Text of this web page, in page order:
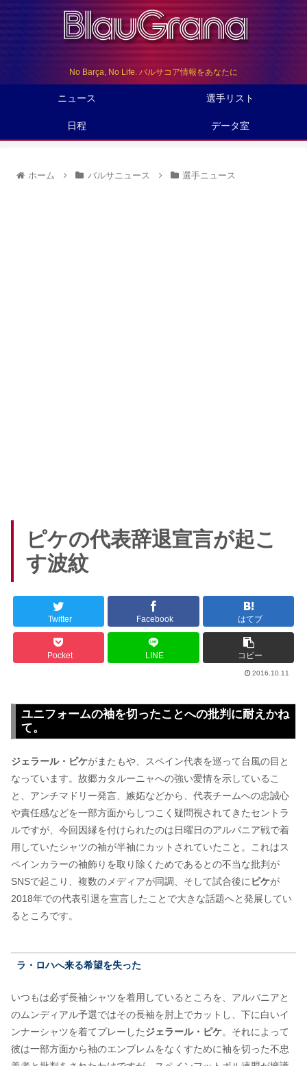
No Barça, No Life. バルサコア情報をあなたに
ニュース 選手リスト
日程 データ室
ホーム バルサニュース 選手ニュース
ピケの代表辞退宣言が起こ
す波紋
Twitter Facebook はてブ
Pocket LINE コピー
2016.10.11
ユニフォームの袖を切ったことへの批判に耐えかね
て。
ジェラール・ピケがまたもや、スペイン代表を巡って台風の目と
なっています。故郷カタルーニャへの強い愛情を示しているこ
と、アンチマドリー発言、嫉妬などから、代表チームへの忠誠心
や責任感などを一部方面からしつこく疑問視されてきたセントラ
ルですが、今回因縁を付けられたのは日曜日のアルバニア戦で着
用していたシャツの袖が半袖にカットされていたこと。これはス
ペインカラーの袖飾りを取り除くためであるとの不当な批判が
SNSで起こり、複数のメディアが同調、そして試合後にピケが
2018年での代表引退を宣言したことで大きな話題へと発展してい
るところです。
ラ・ロハへ来る希望を失った
いつもは必ず長袖シャツを着用しているところを、アルバニアと
のムンディアル予選ではその長袖を肘上でカットし、下に白いイ
ンナーシャツを着てプレーしたジェラール・ピケ。それによって
彼は一部方面から袖のエンブレムをなくすために袖を切った不忠